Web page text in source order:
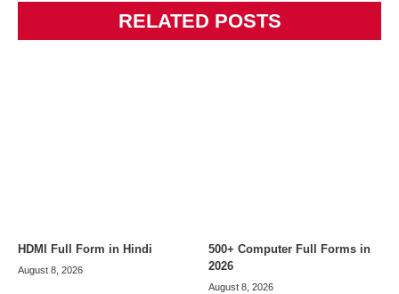
RELATED POSTS
HDMI Full Form in Hindi
August 8, 2026
500+ Computer Full Forms in
2026
August 8, 2026